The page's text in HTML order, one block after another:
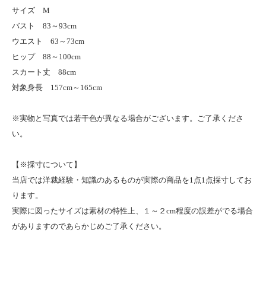
サイズ M
バスト 83～93cm
ウエスト 63～73cm
ヒップ 88～100cm
スカート丈 88cm
対象身長 157cm～165cm
※実物と写真では若干色が異なる場合がございます。ご了承くださ
い。
【※採寸について】
当店では洋裁経験・知識のあるものが実際の商品を1点1点採寸してお
ります。
実際に図ったサイズは素材の特性上、１～２cm程度の誤差がでる場合
がありますのであらかじめご了承ください。